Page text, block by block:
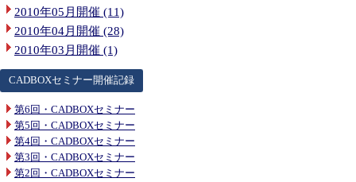
2010年05月開催 (11)
2010年04月開催 (28)
2010年03月開催 (1)
CADBOXセミナー開催記録
第6回・CADBOXセミナー
第5回・CADBOXセミナー
第4回・CADBOXセミナー
第3回・CADBOXセミナー
第2回・CADBOXセミナー